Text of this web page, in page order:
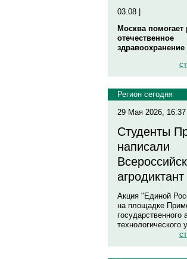
03.08 |
Москва помогает
отечественное
здравоохранение
Регион сегодня
29 Мая 2026, 16:37
Студенты
написали
агродиктант
Акция "Единой
на площадке
государственного
технологического